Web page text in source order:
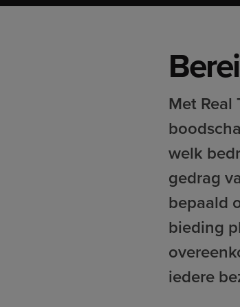
Met
welk
gedrag
bepaald
bieding
iedere